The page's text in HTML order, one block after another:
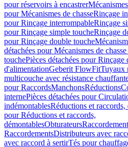
pour réservoirs à encastrer
pour Mécanismes de chasseRinçage
pour Rinçage interrompableRinçage
pour Rinçage simple toucheRinçage
pour Rinçage double touche
détachées pour Mécanismes de
touchePièces détachées pour Rinçage
d'alimentationGeberit FlowFitTuyaux
multicouche avec résistance
pour RaccordsManchonsRéductions
internePièces détachées pour
indémontablesRéductions et raccords,
pour Réductions et raccords,
démontablesObturateurs
RaccordementsDistributeurs avec
avec raccord à sertirTés pour